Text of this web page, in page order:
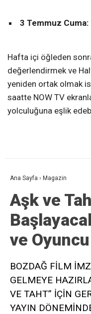
3 Temmuz Cuma:
Hafta içi öğleden
değerlendirmek ve
yeniden ortak olmak
saatte NOW TV
yolculuğuna eşlik
Ana Sayfa › Magazin
Aşk ve
ve
BOZDAĞ FİLM
GELMEYE
VE TAHT” İÇİN
YAYIN